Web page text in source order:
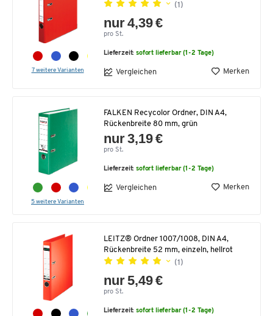
7 weitere Varianten
(1)
nur 4,39 €
pro St.
Lieferzeit:sofort lieferbar (1-2 Tage)
Vergleichen Merken
5 weitere Varianten
FALKEN Recycolor Ordner, DIN A4,
Rückenbreite 80 mm, grün
nur 3,19 €
pro St.
Lieferzeit:sofort lieferbar (1-2 Tage)
Vergleichen Merken
LEITZ® Ordner 1007/1008, DIN A4,
Rückenbreite 52 mm, einzeln, hellrot
(1)
nur 5,49 €
pro St.
Lieferzeit:sofort lieferbar (1-2 Tage)